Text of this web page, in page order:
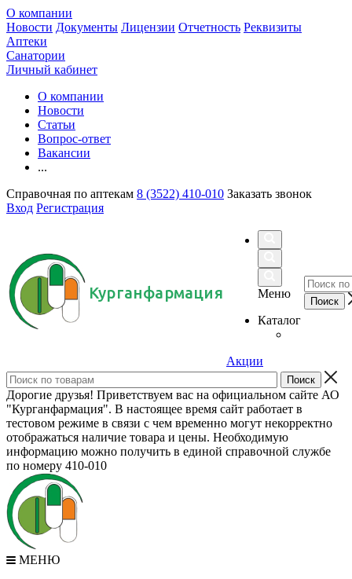
О компании
Новости Документы Лицензии Отчетность Реквизиты
Аптеки
Санатории
Личный кабинет
О компании
Новости
Статьи
Вопрос-ответ
Вакансии
...
Справочная по аптекам 8 (3522) 410-010 Заказать звонок
Вход Регистрация
Курганфармация
Меню
Каталог
Акции
Дорогие друзья! Приветствуем вас на официальном сайте АО
"Курганфармация". В настоящее время сайт работает в
тестовом режиме в связи с чем временно могут некорректно
отображаться наличие товара и цены. Необходимую
информацию можно получить в единой справочной службе
по номеру 410-010
МЕНЮ